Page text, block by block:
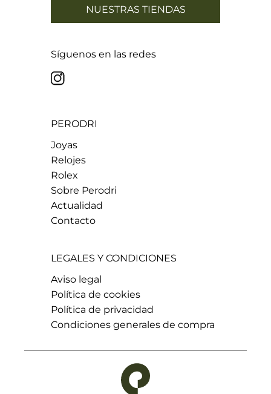
NUESTRAS TIENDAS
Síguenos en las redes
PERODRI
Joyas
Relojes
Rolex
Sobre Perodri
Actualidad
Contacto
LEGALES Y CONDICIONES
Aviso legal
Política de cookies
Política de privacidad
Condiciones generales de compra